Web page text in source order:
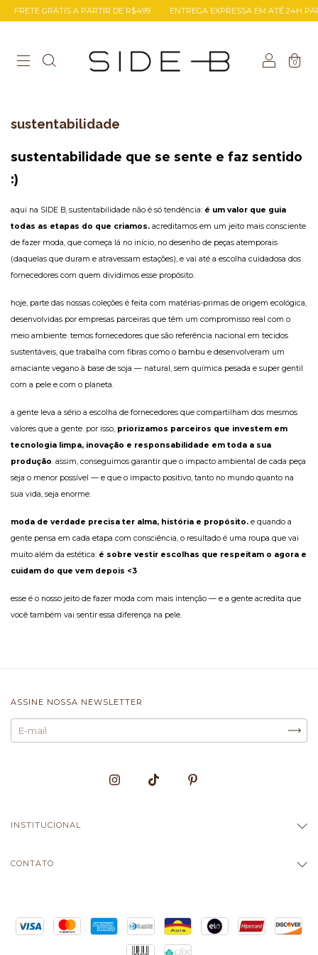
FRETE GRÁTIS A PARTIR DE R$499 ENTREGA EXPRESSA EM ATÉ 24H
0
sustentabilidade
sustentabilidade que se sente e faz sentido
:)
aqui na SIDE B, sustentabilidade não é só tendência: é um valor que guia
todas as etapas do que criamos. acreditamos em um jeito mais consciente
de fazer moda, que começa lá no início, no desenho de peças atemporais
(daquelas que duram e atravessam estações), e vai até a escolha cuidadosa dos
fornecedores com quem dividimos esse propósito.
hoje, parte das nossas coleções é feita com matérias-primas de origem ecológica,
desenvolvidas por empresas parceiras que têm um compromisso real com o
meio ambiente. temos fornecedores que são referência nacional em tecidos
sustentáveis, que trabalha com fibras como o bambu e desenvolveram um
amaciante vegano à base de soja — natural, sem química pesada e super gentil
com a pele e com o planeta.
a gente leva a sério a escolha de fornecedores que compartilham dos mesmos
valores que a gente. por isso, priorizamos parceiros que investem em
tecnologia limpa, inovação e responsabilidade em toda a sua
produção. assim, conseguimos garantir que o impacto ambiental de cada peça
seja o menor possível — e que o impacto positivo, tanto no mundo quanto na
sua vida, seja enorme.
moda de verdade precisa ter alma, história e propósito. e quando a
gente pensa em cada etapa com consciência, o resultado é uma roupa que vai
muito além da estética: é sobre vestir escolhas que respeitam o agora e
cuidam do que vem depois <3
esse é o nosso jeito de fazer moda com mais intenção — e a gente acredita que
você também vai sentir essa diferença na pele.
ASSINE NOSSA NEWSLETTER
INSTITUCIONAL
CONTATO